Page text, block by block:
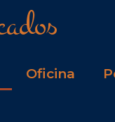
Oficina